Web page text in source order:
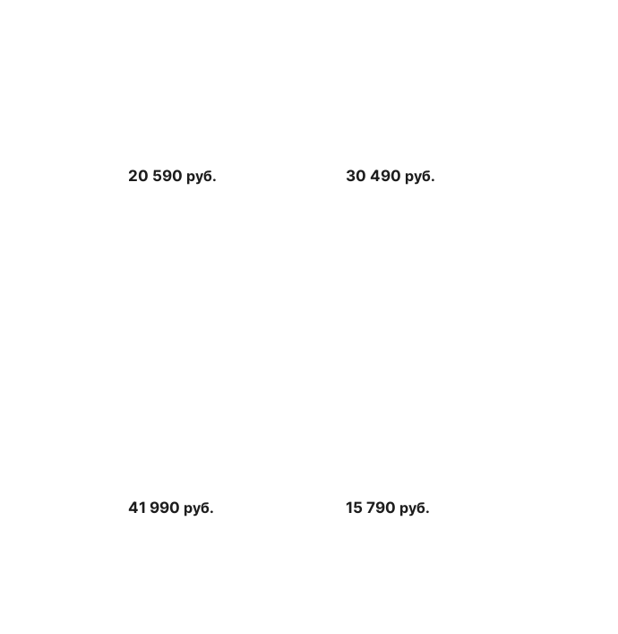
20 590 руб. 30 490 руб.
41 990 руб. 15 790 руб.